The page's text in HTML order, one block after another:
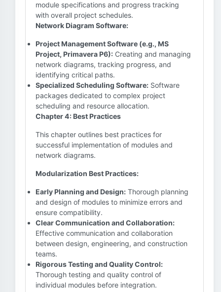
module specifications and progress tracking
with overall project schedules.
Network Diagram Software:
Project Management Software (e.g., MS
Project, Primavera P6): Creating and managing
network diagrams, tracking progress, and
identifying critical paths.
Specialized Scheduling Software: Software
packages dedicated to complex project
scheduling and resource allocation.
Chapter 4: Best Practices
This chapter outlines best practices for
successful implementation of modules and
network diagrams.
Modularization Best Practices:
Early Planning and Design: Thorough planning
and design of modules to minimize errors and
ensure compatibility.
Clear Communication and Collaboration:
Effective communication and collaboration
between design, engineering, and construction
teams.
Rigorous Testing and Quality Control:
Thorough testing and quality control of
individual modules before integration.